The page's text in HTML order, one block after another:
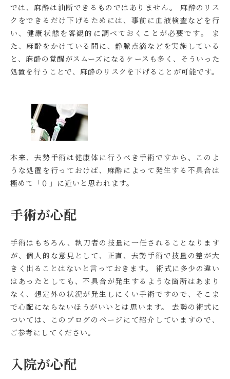
では、麻酔は油断できるものではありません。 麻酔のリス
クをできるだけ下げるためには、事前に血液検査などを行
い、健康状態を客観的に調べておくことが必要です。 ま
た、麻酔をかけている間に、静脈点滴などを実施している
と、麻酔の覚醒がスムーズになるケースも多く、そういった
処置を行うことで、麻酔のリスクを下げることが可能です。
本来、去勢手術は健康体に行うべき手術ですから、このよ
うな処置を行っておけば、麻酔によって発生する不具合は
極めて「０」に近いと思われます。
手術が心配
手術はもちろん、執刀者の技量に一任されることなります
が、個人的な意見として、正直、去勢手術で技量の差が大
きく出ることはない と言っておきます。 術式に多少の違い
はあったとしても、不具合が発生するような箇所はあまり
なく、想定外の状況が発生しにくい手術ですので、そこま
で心配にならないほうがいいとは思います。 去勢の術式に
ついては、このブログのページにて紹介していますので、
ご参考にしてください。
入院が心配